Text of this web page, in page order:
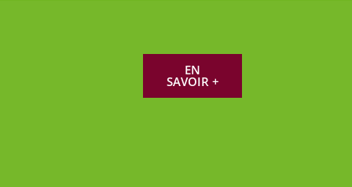
Voir la fiche
Voir la fiche
EN
SAVOIR +